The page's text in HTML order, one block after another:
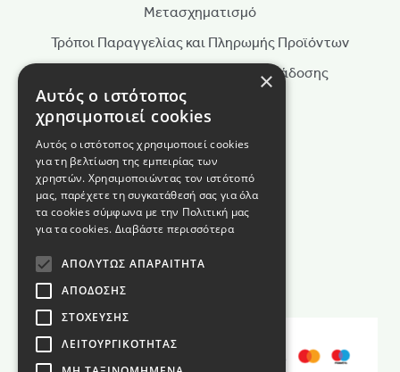
Μετασχηματισμό
Τρόποι Παραγγελίας και Πληρωμής Προϊόντων
Τρόποι Αποστολής & Χρόνοι Παράδοσης
Πολιτική Επιστροφών
Όροι Χρήσης
Πολιτική Απορρήτου
Πολιτική Cookies
×
Αυτός ο ιστότοπος
χρησιμοποιεί cookies
Αυτός ο ιστότοπος χρησιμοποιεί cookies
για τη βελτίωση της εμπειρίας των
χρηστών. Χρησιμοποιώντας τον ιστότοπό
μας, παρέχετε τη συγκατάθεσή σας για όλα
τα cookies σύμφωνα με την Πολιτική μας
για τα cookies. Διαβάστε περισσότερα
ΑΠΟΛΎΤΩΣ ΑΠΑΡΑΊΤΗΤΑ
ΑΠΌΔΟΣΗΣ
ΣΤΌΧΕΥΣΗΣ
ΛΕΙΤΟΥΡΓΙΚΌΤΗΤΑΣ